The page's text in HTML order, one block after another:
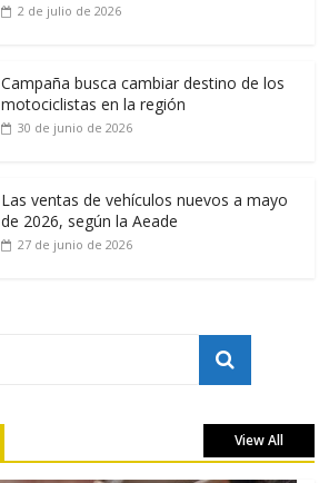
2 de julio de 2026
Campaña busca cambiar destino de los
motociclistas en la región
30 de junio de 2026
Las ventas de vehículos nuevos a mayo
de 2026, según la Aeade
27 de junio de 2026
View All